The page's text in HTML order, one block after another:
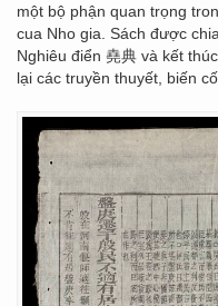
một bộ phận quan trọng
cua Nho gia. Sách được
Nghiêu điển 堯典 và kết
lại các truyền thuyết, biến